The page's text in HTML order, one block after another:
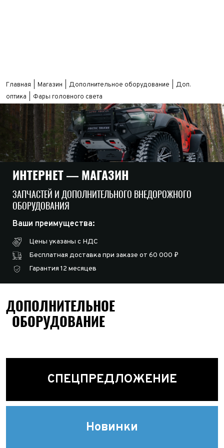
Главная Магазин Дополнительное оборудование
Доп.
оптика
Фары головного света
ИНТЕРНЕТ — МАГАЗИН
ЗАПЧАСТЕЙ И ДОПОЛНИТЕЛЬНОГО ВНЕДОРОЖНОГО
ОБОРУДОВАНИЯ
Ваши преимущества:
Цены указаны с НДС
Бесплатная доставка при заказе от 60 000 ₽
Гарантия 12 месяцев
ДОПОЛНИТЕЛЬНОЕ
ОБОРУДОВАНИЕ
СПЕЦПРЕДЛОЖЕНИЕ
Новинки